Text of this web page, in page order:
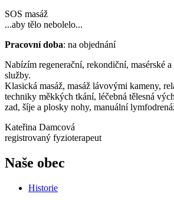
SOS masáž
...aby tělo nebolelo...
Pracovní doba: na objednání
Nabízím regenerační, rekondiční, masérské
služby.
Klasická masáž, masáž lávovými kameny,
techniky měkkých tkání, léčebná tělesná
zad, šíje a plosky nohy, manuální
Kateřina Damcová
registrovaný fyzioterapeut
Naše obec
Historie